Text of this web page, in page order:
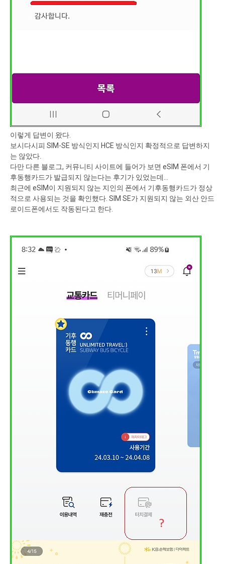
이렇게 답변이 왔다.
보시다시피 SIM-SE 방식인지 HCE 방식인지 확정적으로 답변하지
는 않았다.
다만 다른 블로그, 커뮤니티 사이트에 들어가 보면 eSIM 폰에서 기
후동행카드가 발급되지 않는다는 후기가 있었는데...
최근에 eSIM이 지원되지 않는 지인의 폰에서 기후동행카드가 정상
적으로 사용되는 것을 확인했다. SIM SE가 지원되지 않는 외산 안드
로이드폰에서도 작동된다고 한다.